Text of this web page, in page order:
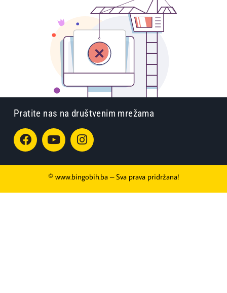
Pratite nas na društvenim mrežama
© www.bingobih.ba – Sva prava pridržana!